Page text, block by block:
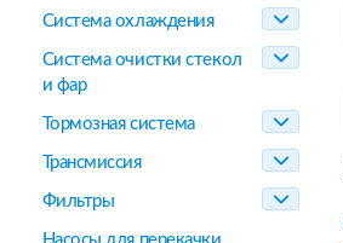
Система охлаждения
Система очистки стекол
и фар
Тормозная система
Трансмиссия
Фильтры